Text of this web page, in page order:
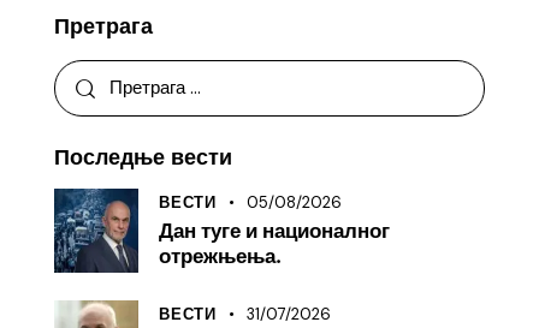
Претрага
Последње вести
ВЕСТИ 05/08/2026
Дан туге и националног
отрежњења.
ВЕСТИ 31/07/2026